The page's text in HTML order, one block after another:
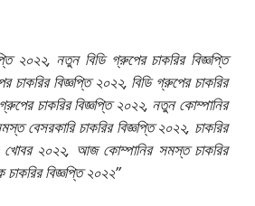
২০২২, নতুন বিডি গ্রুপের চাকরির বিজ্ঞপ্তি
চাকরির বিজ্ঞপ্তি ২০২২, বিডি গ্রুপের চাকরির
চাকরির বিজ্ঞপ্তি ২০২২, নতুন কোম্পানির
বেসরকারি চাকরির বিজ্ঞপ্তি ২০২২, চাকরির
খোবর ২০২২, আজ কোম্পানির সমস্ত চাকরির
বিজ্ঞপ্তি ২০২২”